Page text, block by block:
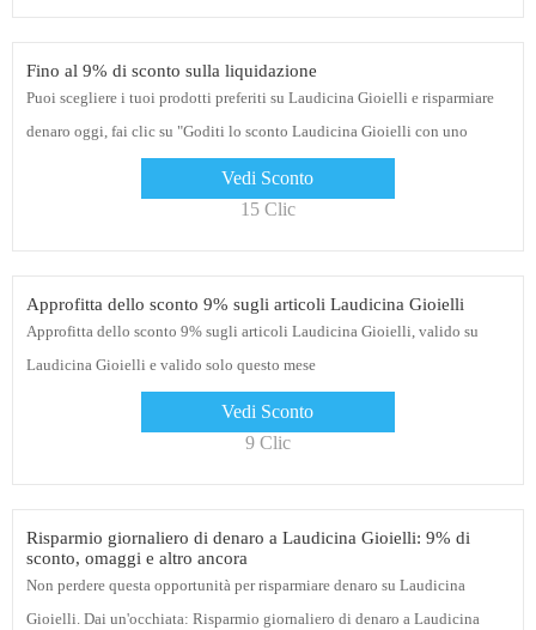
Fino al 9% di sconto sulla liquidazione
Puoi scegliere i tuoi prodotti preferiti su Laudicina Gioielli e risparmiare
denaro oggi, fai clic su "Goditi lo sconto Laudicina Gioielli con uno
Vedi Sconto
15 Clic
Approfitta dello sconto 9% sugli articoli Laudicina Gioielli
Approfitta dello sconto 9% sugli articoli Laudicina Gioielli, valido su
Laudicina Gioielli e valido solo questo mese
Vedi Sconto
9 Clic
Risparmio giornaliero di denaro a Laudicina Gioielli: 9% di
sconto, omaggi e altro ancora
Non perdere questa opportunità per risparmiare denaro su Laudicina
Gioielli. Dai un'occhiata: Risparmio giornaliero di denaro a Laudicina